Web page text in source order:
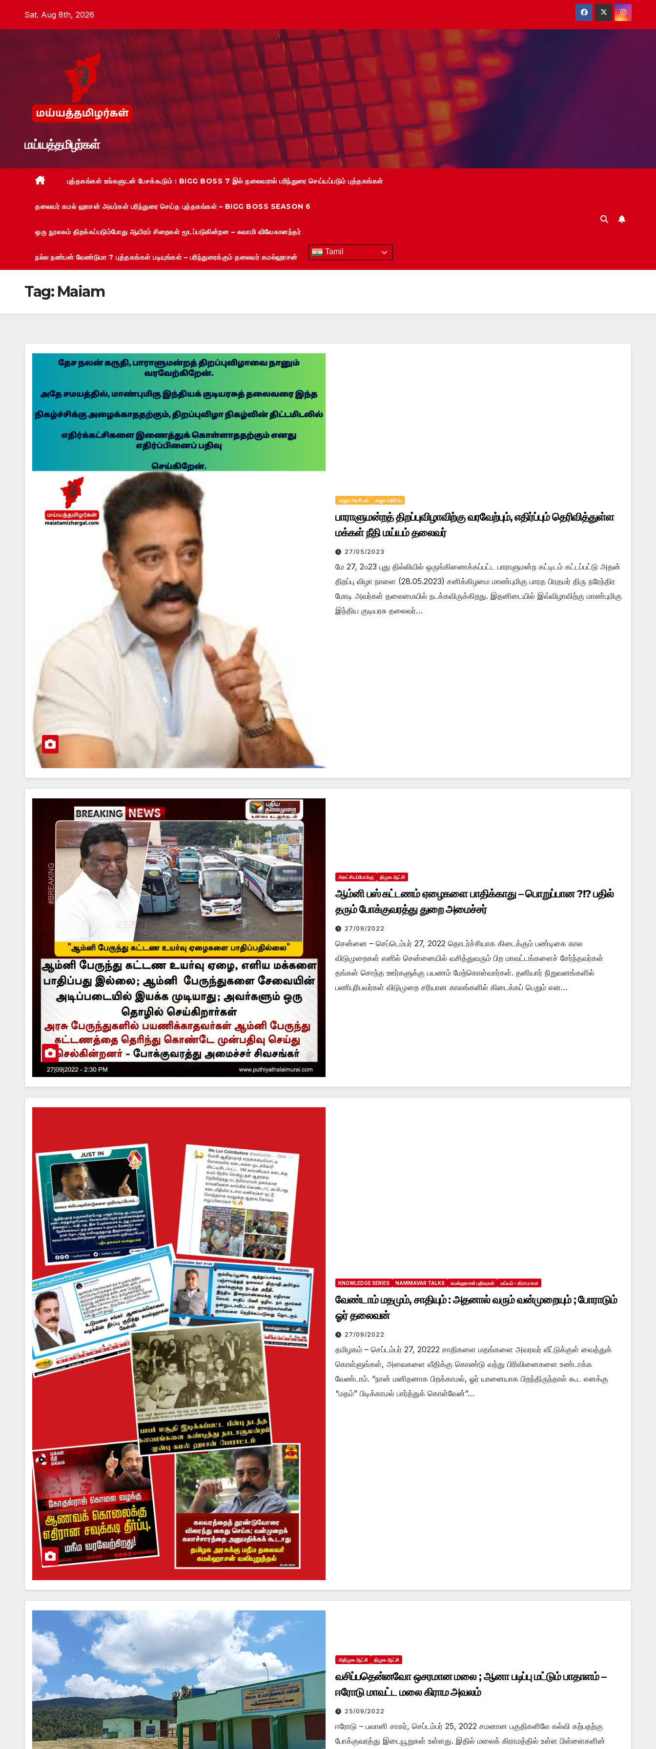
Sat. Aug 8th, 2026
மய்யத்தமிழர்கள்
புத்தகங்கள் உங்களுடன் பேசக்கூடும் : BIGG BOSS 7 இல் தலைவரால் பரிந்துரை செய்யப்படும் புத்தகங்கள்
தலைவர் கமல் ஹாசன் அவர்கள் பரிந்துரை செய்த புத்தகங்கள் – BIGG BOSS SEASON 6
ஒரு நூலகம் திறக்கப்படும்போது ஆயிரம் சிறைகள் மூடப்படுகின்றன – சுவாமி விவேகானந்தர்
நல்ல நண்பன் வேண்டுமா ? புத்தகங்கள் படியுங்கள் – பரிந்துரைக்கும் தலைவர் கமல்ஹாசன்
Tamil
Tag: Maiam
பாஜக அரசியல் பாஜக எதிர்ப்பு
பாராளுமன்றத் திறப்புவிழாவிற்கு வரவேற்பும், எதிர்ப்பும் தெரிவித்துள்ள
மக்கள் நீதி மய்யம் தலைவர்
27/05/2023
மே 27, 2௦23 புது தில்லியில் ஒருங்கிணைக்கப்பட்ட பாராளுமன்ற கட்டிடம் கட்டப்பட்டு அதன்
திறப்பு விழா நாளை (28.05.2023) சனிக்கிழமை மாண்புமிகு பாரத பிரதமர் திரு நரேந்திர
மோடி அவர்கள் தலைமையில் நடக்கவிருக்கிறது. இதனிடையில் இவ்விழாவிற்கு மாண்புமிகு
இந்திய குடியரசு தலைவர்…
அலட்சியப்போக்கு திமுக ஆட்சி
ஆம்னி பஸ் கட்டணம் ஏழைகளை பாதிக்காது – பொறுப்பான ?!? பதில்
தரும் போக்குவரத்து துறை அமைச்சர்
27/09/2022
சென்னை – செப்டெம்பர் 27, 2022 தொடர்ச்சியாக கிடைக்கும் பண்டிகை கால
விடுமுறைகள் எனில் சென்னையில் வசித்துவரும் பிற மாவட்டங்களைச் சேர்ந்தவர்கள்
தங்கள் சொந்த ஊர்களுக்கு பயணம் மேற்கொள்வார்கள். தனியார் நிறுவனங்களில்
பணிபுரிபவர்கள் விடுமுறை சரியான காலங்களில் கிடைக்கப் பெறும் என…
KNOWLEDGE SERIES NAMMAVAR TALKS கமல்ஹாசன் பதிவுகள் மய்யம் - கிராம சபா
வேண்டாம் மதமும், சாதியும் : அதனால் வரும் வன்முறையும் ; போராடும்
ஓர் தலைவன்
27/09/2022
தமிழகம் – செப்டம்பர் 27, 20222 சாதிகளை மதங்களை அவரவர் வீட்டுக்குள் வைத்துக்
கொள்ளுங்கள், அவைகளை வீதிக்கு கொண்டு வந்து பிரிவினைகளை உண்டாக்க
வேண்டாம். “நான் மனிதனாக பிறக்காமல், ஓர் யானையாக பிறந்திருந்தால் கூட எனக்கு
“மதம்” பிடிக்காமல் பார்த்துக் கொள்வேன்”…
அதிமுக ஆட்சி திமுக ஆட்சி
வசிப்பதென்னவோ ஒசரமான மலை ; ஆனா படிப்பு மட்டும் பாதாளம் –
ஈரோடு மாவட்ட மலை கிராம அவலம்
25/09/2022
ஈரோடு – பவானி சாகர், செப்டம்பர் 25, 2022 சமனான பகுதிகளிலே கல்வி கற்பதற்கு
போக்குவரத்து இடையூறுகள் உள்ளது. இதில் மலைக் கிராமத்தில் உள்ள பிள்ளைகளின்